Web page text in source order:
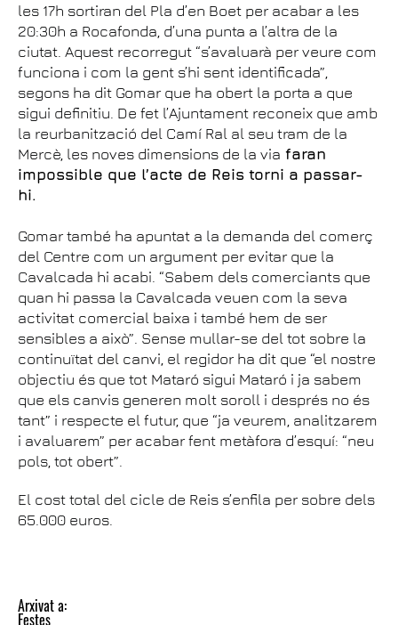
les 17h sortiran del Pla d’en Boet per acabar a les
20:30h a Rocafonda, d’una punta a l’altra de la
ciutat. Aquest recorregut “s’avaluarà per veure com
funciona i com la gent s’hi sent identificada”,
segons ha dit Gomar que ha obert la porta a que
sigui definitiu. De fet l’Ajuntament reconeix que amb
la reurbanització del Camí Ral al seu tram de la
Mercè, les noves dimensions de la via faran
impossible que l’acte de Reis torni a passar-
hi.
Gomar també ha apuntat a la demanda del comerç
del Centre com un argument per evitar que la
Cavalcada hi acabi. “Sabem dels comerciants que
quan hi passa la Cavalcada veuen com la seva
activitat comercial baixa i també hem de ser
sensibles a això”. Sense mullar-se del tot sobre la
continuïtat del canvi, el regidor ha dit que “el nostre
objectiu és que tot Mataró sigui Mataró i ja sabem
que els canvis generen molt soroll i després no és
tant” i respecte el futur, que “ja veurem, analitzarem
i avaluarem” per acabar fent metàfora d’esquí: “neu
pols, tot obert”.
El cost total del cicle de Reis s’enfila per sobre dels
65.000 euros.
Arxivat a:
Festes